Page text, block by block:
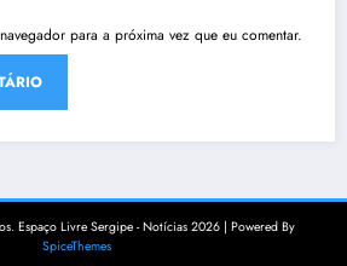
para a próxima vez que eu comentar.
Espaço Livre Sergipe - Notícias 2026 | Powered By
SpiceThemes